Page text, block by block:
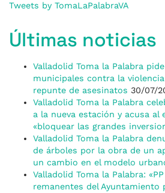
Tweets by TomaLaPalabraVA
Últimas noticias
Valladolid Toma la Palabra
municipales contra la
repunte de asesinatos 30/07/
Valladolid Toma la Palabra
a la nueva estación y acusa al
«bloquear las grandes
Valladolid Toma la Palabra
de árboles por la obra de un
un cambio en el modelo
Valladolid Toma la Palabra:
remanentes del Ayuntamiento